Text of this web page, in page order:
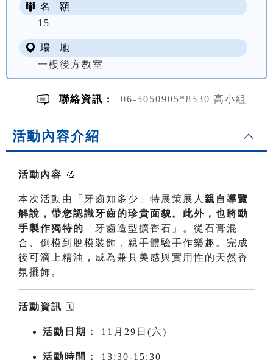
名 額
15
場 地
一樓後方教室
聯絡資訊 : 06-5050905*8530 高小組
活動內容介紹
活動內容 🎨
本次活動由「牙齒知多少」特展策展人 親自導覽
解說，帶您認識牙齒的珍貴面貌。此外，也將動
手製作獨特的
「牙齒造型擴香石」。從石膏混
合、倒模到脫模裝飾，親手體驗手作樂趣。完成
後可滴上精油，成為兼具美感與實用性的天然香
氛擺飾。
活動資訊 🗓️
活動日期： 11月29日(六)
活動時間： 13:30-15:30